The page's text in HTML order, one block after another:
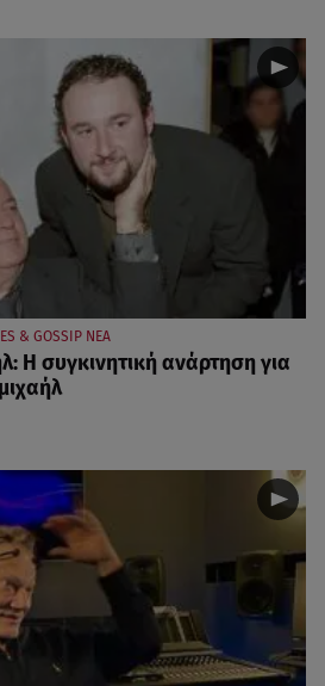
& GOSSIP ΝΕΑ
Η συγκινητική ανάρτηση για